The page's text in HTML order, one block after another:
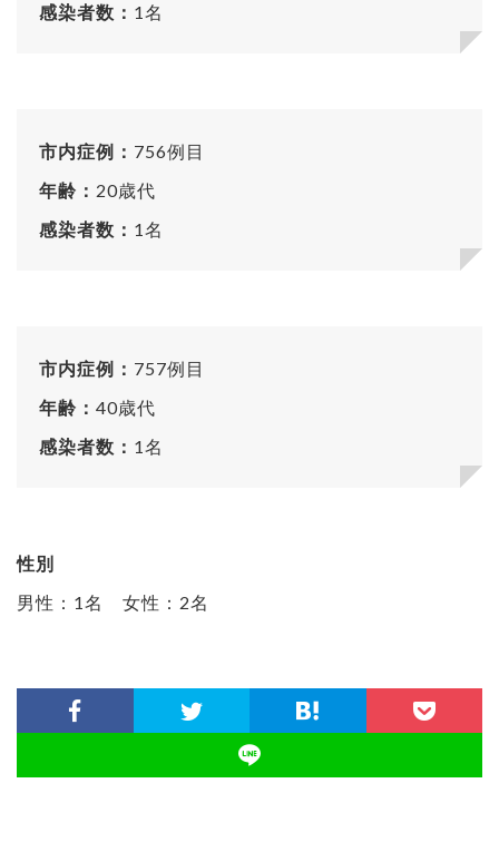
感染者数： 1名
市内症例： 756例目
年齢： 20歳代
感染者数： 1名
市内症例： 757例目
年齢： 40歳代
感染者数： 1名
性別
男性：1名 女性：2名